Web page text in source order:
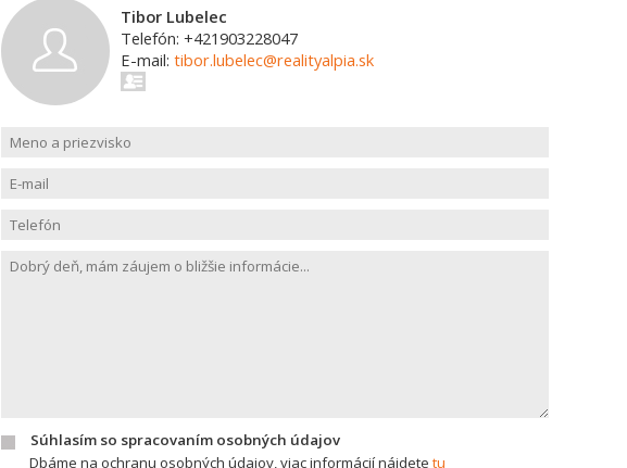
Tibor Lubelec
Telefón: +421903228047
E-mail: tibor.lubelec@realityalpia.sk
Súhlasím so spracovaním osobných údajov
Dbáme na ochranu osobných údajov, viac informácií nájdete tu